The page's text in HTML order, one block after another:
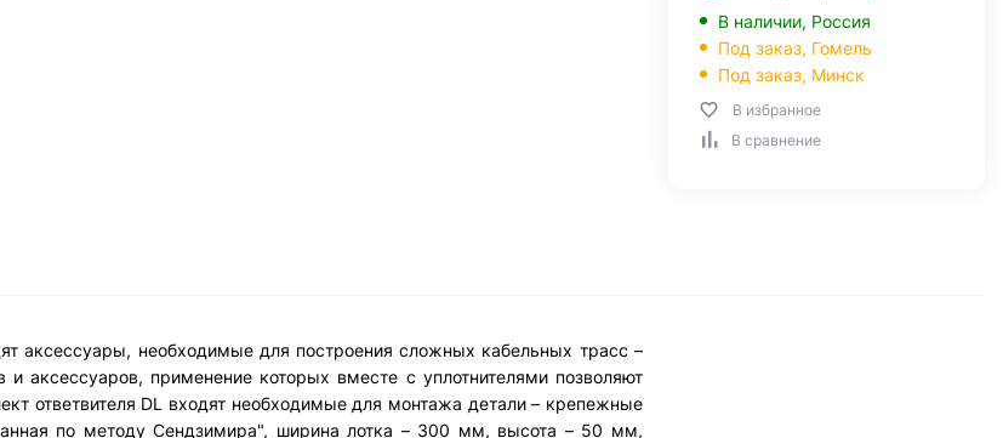
В наличии, Россия
Под заказ, Гомель
Под заказ, Минск
В избранное
В сравнение
аксессуары, необходимые для построения сложных кабельных трасс –
аксессуаров, применение которых вместе с уплотнителями позволяют
ответвителя DL входят необходимые для монтажа детали – крепежные
по методу Сендзимира", ширина лотка – 300 мм, высота – 50 мм,